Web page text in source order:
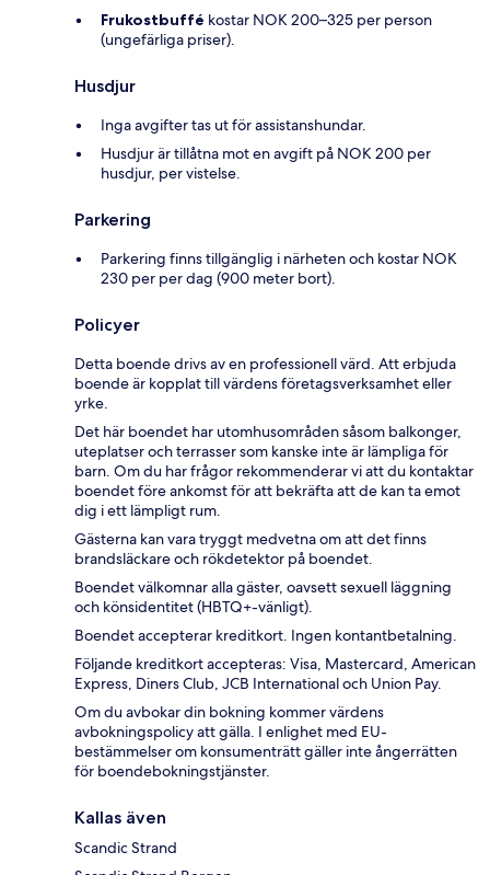
Frukostbuffé kostar NOK 200–325 per person
(ungefärliga priser).
Husdjur
Inga avgifter tas ut för assistanshundar.
Husdjur är tillåtna mot en avgift på NOK 200 per
husdjur, per vistelse.
Parkering
Parkering finns tillgänglig i närheten och kostar NOK
230 per per dag (900 meter bort).
Policyer
Detta boende drivs av en professionell värd. Att erbjuda
boende är kopplat till värdens företagsverksamhet eller
yrke.
Det här boendet har utomhusområden såsom balkonger,
uteplatser och terrasser som kanske inte är lämpliga för
barn. Om du har frågor rekommenderar vi att du kontaktar
boendet före ankomst för att bekräfta att de kan ta emot
dig i ett lämpligt rum.
Gästerna kan vara tryggt medvetna om att det finns
brandsläckare och rökdetektor på boendet.
Boendet välkomnar alla gäster, oavsett sexuell läggning
och könsidentitet (HBTQ+-vänligt).
Boendet accepterar kreditkort. Ingen kontantbetalning.
Följande kreditkort accepteras: Visa, Mastercard, American
Express, Diners Club, JCB International och Union Pay.
Om du avbokar din bokning kommer värdens
avbokningspolicy att gälla. I enlighet med EU-
bestämmelser om konsumenträtt gäller inte ångerrätten
för boendebokningstjänster.
Kallas även
Scandic Strand